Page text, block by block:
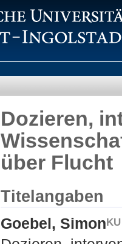
Dozieren,
über Flucht
Titelangaben
Goebel, Simon